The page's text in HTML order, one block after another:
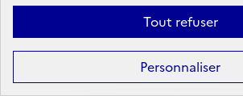
Tout refuser
Personnaliser
les contenus de ce site sont proposés souslicence